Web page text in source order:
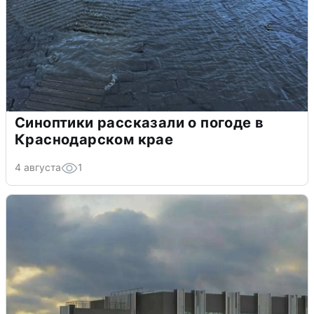
Синоптики рассказали о погоде в
Краснодарском крае
4 августа 1